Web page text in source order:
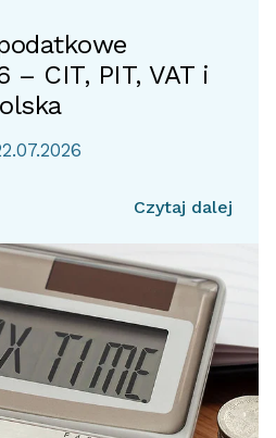
CIT, PIT, VAT i
Czytaj dalej